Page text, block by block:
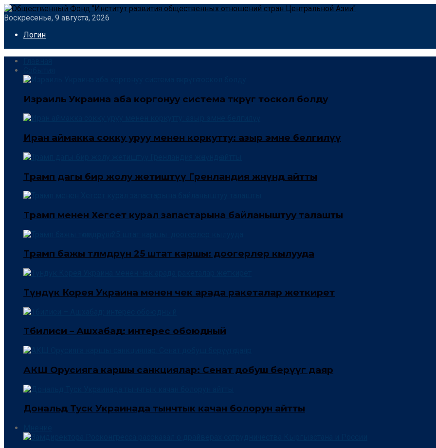
Воскресенье, 9 августа, 2026
Логин
Израиль Украина аба коргонуу система өткөрүгө тоскол болду
Иран аймакка сокку уруу менен коркутту: азыр эмне белгилүү
Трамп дагы бир жолу жетиштүү Гренландия жөнүндө айтты
Трамп менен Хегсет курал запастарына байланыштуу талашты
Трамп бажы төлөмдөрүнө 25 штат каршы: доогерлер кылууда
Түндүк Корея Украина менен чек арада ракеталар жеткирет
Тбилиси – Ашхабад: интерес обоюдный
АКШ Орусияга каршы санкциялар: Сенат добуш берүүгө даяр
Дональд Туск Украинада тынчтык качан болорун айтты